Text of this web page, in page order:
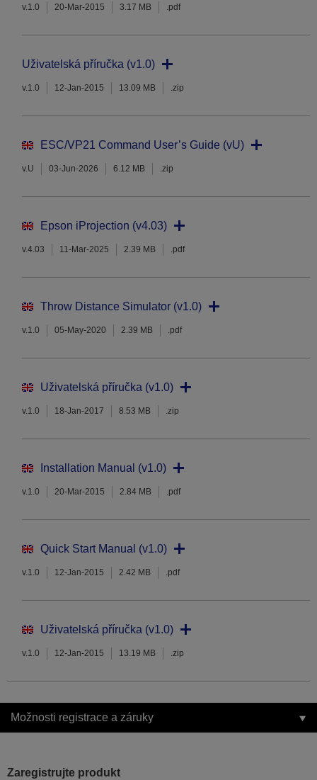
v.1.0 20-Mar-2015 3.17 MB .pdf
Uživatelská příručka (v1.0)
v.1.0 12-Jan-2015 13.09 MB .zip
ESC/VP21 Command User’s Guide (vU)
v.U 03-Jun-2026 6.12 MB .zip
Epson iProjection (v4.03)
v.4.03 11-Mar-2025 2.39 MB .pdf
Throw Distance Simulator (v1.0)
v.1.0 05-May-2020 2.39 MB .pdf
Uživatelská příručka (v1.0)
v.1.0 18-Jan-2017 8.53 MB .zip
Installation Manual (v1.0)
v.1.0 20-Mar-2015 2.84 MB .pdf
Quick Start Manual (v1.0)
v.1.0 12-Jan-2015 2.42 MB .pdf
Uživatelská příručka (v1.0)
v.1.0 12-Jan-2015 13.19 MB .zip
Možnosti registrace a záruky
Zaregistrujte produkt